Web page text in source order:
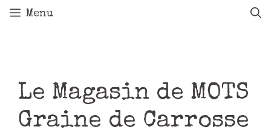
Menu
Le Magasin de MOTS
Graine de Carrosse